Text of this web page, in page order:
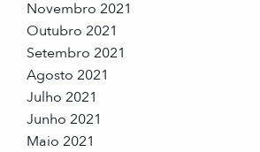
Novembro 2021
Outubro 2021
Setembro 2021
Agosto 2021
Julho 2021
Junho 2021
Maio 2021